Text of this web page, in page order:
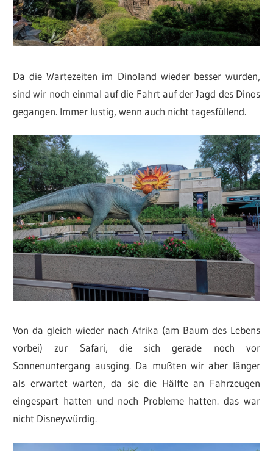
Da die Wartezeiten im Dinoland wieder besser wurden,
sind wir noch einmal auf die Fahrt auf der Jagd des Dinos
gegangen. Immer lustig, wenn auch nicht tagesfüllend.
Von da gleich wieder nach Afrika (am Baum des Lebens
vorbei) zur Safari, die sich gerade noch vor
Sonnenuntergang ausging. Da mußten wir aber länger
als erwartet warten, da sie die Hälfte an Fahrzeugen
eingespart hatten und noch Probleme hatten. das war
nicht Disneywürdig.